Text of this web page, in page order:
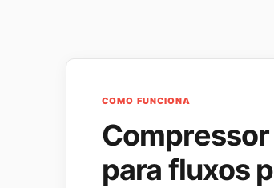
COMO FUNCIONA
para fluxos